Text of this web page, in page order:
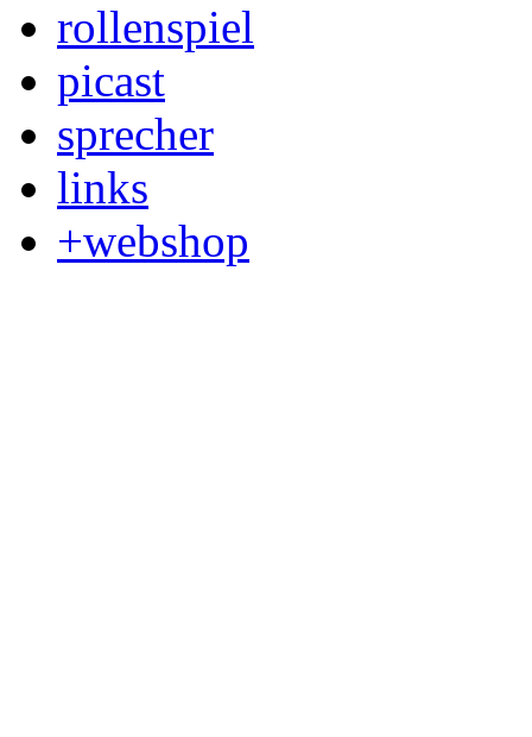
rollenspiel
picast
sprecher
links
+webshop